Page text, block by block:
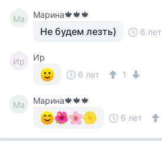
Ма Марина🍁🍁🍁
Не будем лезть) 6 лет
Ир
Ир
6 лет
1
Ма
Марина🍁🍁🍁
6 лет